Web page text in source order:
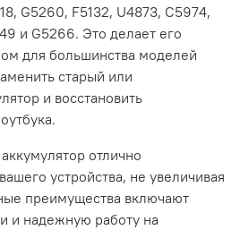
G5260, F5132, U4873, C5974,
и G5266. Это делает его
для большинства моделей
старый или
и восстановить
отлично
устройства, не увеличивая
преимущества включают
и надежную работу на